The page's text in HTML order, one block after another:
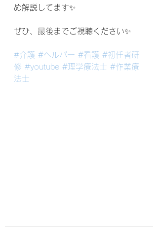
め解説してます✨
ぜひ、最後までご視聴ください✨
#介護 #ヘルパー #看護 #初任者研
修 #youtube #理学療法士 #作業療
法士